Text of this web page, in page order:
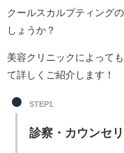
クールスカルプティング
しょうか？
美容クリニックによって
て詳しくご紹介します！
STEP1
診察・カウンセ